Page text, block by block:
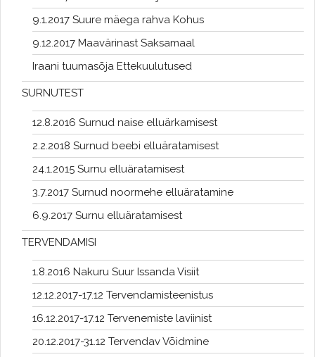
9.1.2017 Suure mäega rahva Kohus
9.12.2017 Maavärinast Saksamaal
Iraani tuumasõja Ettekuulutused
SURNUTEST
12.8.2016 Surnud naise elluärkamisest
2.2.2018 Surnud beebi elluäratamisest
24.1.2015 Surnu elluäratamisest
3.7.2017 Surnud noormehe elluäratamine
6.9.2017 Surnu elluäratamisest
TERVENDAMISI
1.8.2016 Nakuru Suur Issanda Visiit
12.12.2017-17.12 Tervendamisteenistus
16.12.2017-17.12 Tervenemiste laviinist
20.12.2017-31.12 Tervendav Võidmine